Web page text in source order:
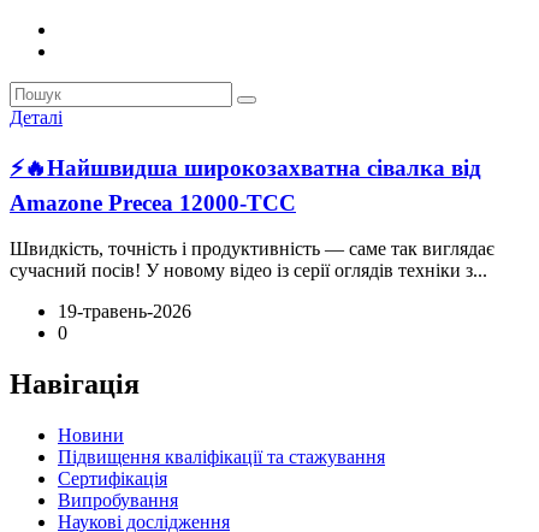
Деталі
⚡🔥Найшвидша широкозахватна сівалка від
Amazone Precea 12000-ТСС
Швидкість, точність і продуктивність — саме так виглядає
сучасний посів! У новому відео із серії оглядів техніки з...
19-травень-2026
0
Навігація
Новини
Підвищення кваліфікації та стажування
Сертифікація
Випробування
Наукові дослідження